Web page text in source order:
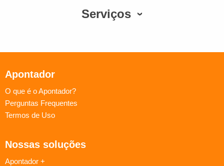
Serviços
Apontador
O que é o Apontador?
Perguntas Frequentes
Termos de Uso
Nossas soluções
Apontador +